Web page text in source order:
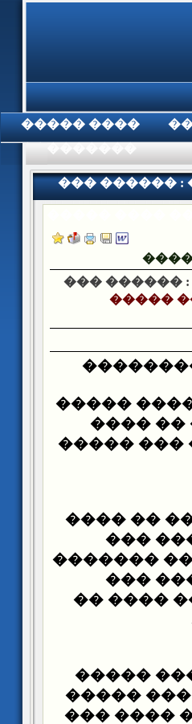
���� �����
��� ������ :
����� ����
��� ������ :
�����
�����
�������:
���
�����
��� ����
���
��������
�������
����
����
2007 ���